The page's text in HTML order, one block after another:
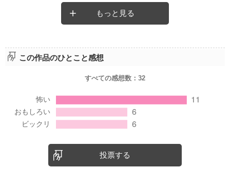
もっと見る
この作品のひとこと感想
すべての感想数： 32
投票する